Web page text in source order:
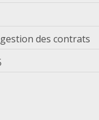
des contrats